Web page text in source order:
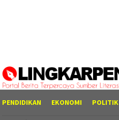
PENDIDIKAN EKONOMI POLITIK